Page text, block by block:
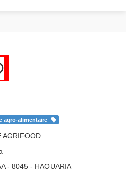
agro-alimentaire
AGRIFOOD
- 8045 - HAOUARIA